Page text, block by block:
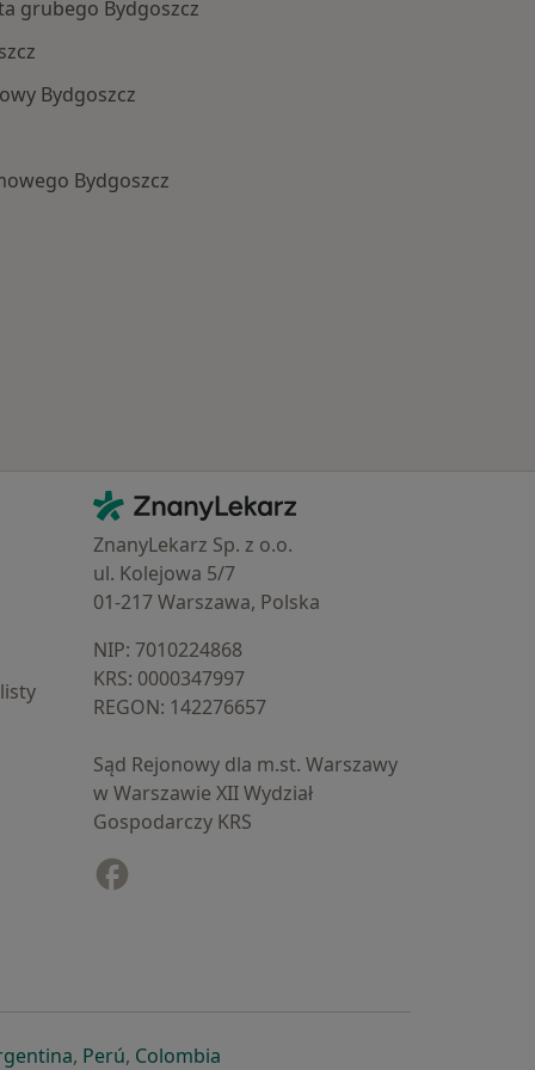
grubego Bydgoszcz
Bydgoszcz
Bydgoszcz
Kontakt
ZnanyLekarz - Strona główna
ZnanyLekarz Sp. z o.o.
ul. Kolejowa 5/7
01-217 Warszawa, Polska
NIP: ⁠7010224868
KRS: ⁠0000347997
REGON: ⁠142276657
Sąd Rejonowy dla m.st. Warszawy
w Warszawie XII Wydział
Gospodarczy KRS
karcie
w nowej karcie
się w nowej karcie
otwiera się w nowej karcie
, Perúotwiera się w nowej karcie
, Colombiaotwiera się w nowej karcie